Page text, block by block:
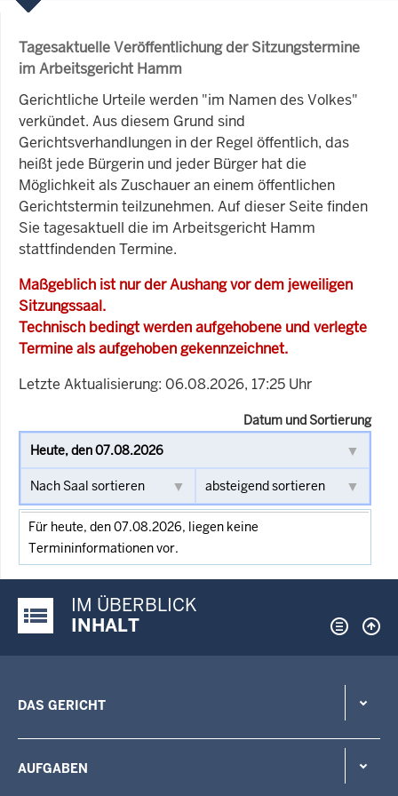
Tagesaktuelle Veröffentlichung der Sitzungstermine
im Arbeitsgericht Hamm
Gerichtliche Urteile werden "im Namen des Volkes"
verkündet. Aus diesem Grund sind
Gerichtsverhandlungen in der Regel öffentlich, das
heißt jede Bürgerin und jeder Bürger hat die
Möglichkeit als Zuschauer an einem öffentlichen
Gerichtstermin teilzunehmen. Auf dieser Seite finden
Sie tagesaktuell die im Arbeitsgericht Hamm
stattfindenden Termine.
Maßgeblich ist nur der Aushang vor dem jeweiligen
Sitzungssaal.
Technisch bedingt werden aufgehobene und verlegte
Termine als aufgehoben gekennzeichnet.
Letzte Aktualisierung: 06.08.2026, 17:25 Uhr
Datum und Sortierung
Für heute, den 07.08.2026, liegen keine
Termininformationen vor.
Justiz-Portal im Überblick:
IM ÜBERBLICK
INHALT
DAS GERICHT
AUFGABEN